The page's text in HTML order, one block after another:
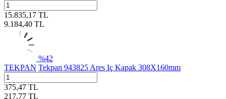
15.835,17 TL
9.184,40 TL
%42
TEKPAN Tekpan 943825 Ares Iç Kapak 308X160mm
375,47 TL
217,77 TL